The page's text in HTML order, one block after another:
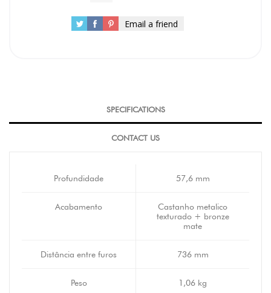
Email a friend
SPECIFICATIONS
CONTACT US
Profundidade 57,6 mm
Acabamento
Castanho metalico
texturado + bronze
mate
Distância entre furos 736 mm
Peso 1,06 kg